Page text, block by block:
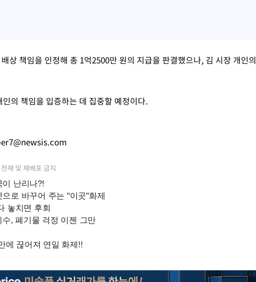
상 책임을 인정해 총 1억2500만 원의 지급을 판결했으나, 김 시장 개인의
의 책임을 입증하는 데 집중할 예정이다.
재 및 재배포 금지